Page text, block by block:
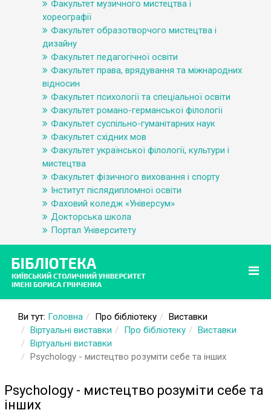
Факультет музичного мистецтва і
хореографії
Факультет образотворчого мистецтва і
дизайну
Факультет педагогічної освіти
Факультет права, врядування та міжнародних
відносин
Факультет психології та спеціальної освіти
Факультет романо-германської філології
Факультет суспільно-гуманітарних наук
Факультет східних мов
Факультет української філології, культури і
мистецтва
Факультет фізичного виховання і спорту
Інститут післядипломної освіти
Фаховий коледж «Універсум»
Докторська школа
Портал Університету
Ви тут: Головна Про бібліотеку
Виставки
Віртуальні виставки
Про бібліотеку
Виставки
Віртуальні виставки
Psychology - мистецтво розуміти себе та інших
Psychology - мистецтво розуміти себе та
інших